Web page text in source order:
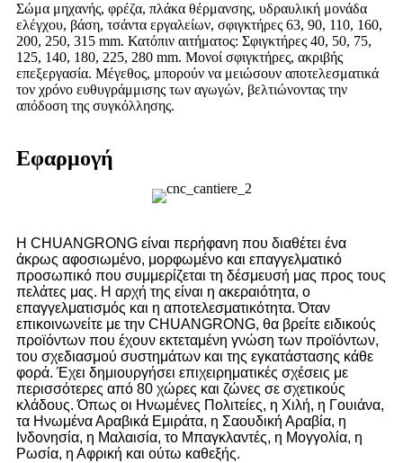
Σώμα μηχανής, φρέζα, πλάκα θέρμανσης, υδραυλική μονάδα
ελέγχου, βάση, τσάντα εργαλείων, σφιγκτήρες 63, 90, 110, 160,
200, 250, 315 mm. Κατόπιν αιτήματος: Σφιγκτήρες 40, 50, 75,
125, 140, 180, 225, 280 mm. Μονοί σφιγκτήρες, ακριβής
επεξεργασία. Μέγεθος, μπορούν να μειώσουν αποτελεσματικά
τον χρόνο ευθυγράμμισης των αγωγών, βελτιώνοντας την
απόδοση της συγκόλλησης.
Εφαρμογή
Η CHUANGRONG είναι περήφανη που διαθέτει ένα
άκρως αφοσιωμένο, μορφωμένο και επαγγελματικό
προσωπικό που συμμερίζεται τη δέσμευσή μας προς τους
πελάτες μας. Η αρχή της είναι η ακεραιότητα, ο
επαγγελματισμός και η αποτελεσματικότητα. Όταν
επικοινωνείτε με την CHUANGRONG, θα βρείτε ειδικούς
προϊόντων που έχουν εκτεταμένη γνώση των προϊόντων,
του σχεδιασμού συστημάτων και της εγκατάστασης κάθε
φορά. Έχει δημιουργήσει επιχειρηματικές σχέσεις με
περισσότερες από 80 χώρες και ζώνες σε σχετικούς
κλάδους. Όπως οι Ηνωμένες Πολιτείες, η Χιλή, η Γουιάνα,
τα Ηνωμένα Αραβικά Εμιράτα, η Σαουδική Αραβία, η
Ινδονησία, η Μαλαισία, το Μπαγκλαντές, η Μογγολία, η
Ρωσία, η Αφρική και ούτω καθεξής.